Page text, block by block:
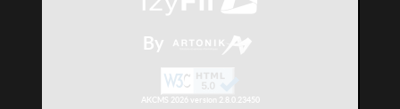
By
AKCMS 2026 version 2.8.0.23450